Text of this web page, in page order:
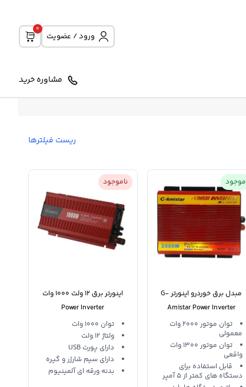
ورود / عضویت
0
مشاوره خرید
ریست فیلترها
موجود
مبدل برق خوردرو اینورتر G-
Amistar Power Inverter
2000W
توان موتور 2000 وات
معمولی
توان موتور 1300 وات
واقعی
قابل استفاده برای
دستگاه های کمتر از 5 آمپر
ناموجود
اینورتر برق 12 ولت 1000 وات
Power Inverter
توان 1000 وات
ولتاژ 12 ولت
دارای پورت USB
دارای سیم شارژر و گیره
بدنه ورقه ای آلمینیوم